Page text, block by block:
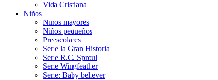
Vida Cristiana
Niños
Niños mayores
Niños pequeños
Preescolares
Serie la Gran Historia
Serie R.C. Sproul
Serie Wingfeather
Serie: Baby believer